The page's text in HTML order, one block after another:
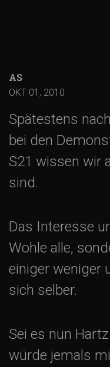
AS
OKT 01, 2010
Spätestens
bei den
S21 wissen wir
sind.
Das Interesse
Wohle alle,
einiger weniger
sich selber.
Sei es nun
würde jemals